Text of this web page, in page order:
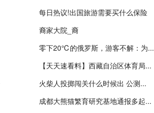
每日热议!出国旅游需要买什么保险
裔家大院_裔
零下20℃的俄罗斯，游客不解：为...
【天天速看料】西藏自治区体育局...
火柴人投掷闯关什么时候出 公测...
成都大熊猫繁育研究基地通报多起...